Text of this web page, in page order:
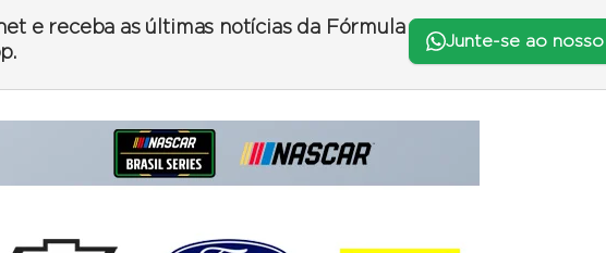
e receba as últimas notícias da Fórmula
Junte-se ao nosso